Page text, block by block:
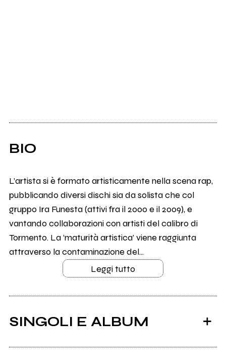
BIO
L’artista si è formato artisticamente nella scena rap,
pubblicando diversi dischi sia da solista che col
gruppo Ira Funesta (attivi fra il 2000 e il 2009), e
vantando collaborazioni con artisti del calibro di
Tormento. La ‘maturità artistica’ viene raggiunta
attraverso la contaminazione del...
Leggi tutto
SINGOLI E ALBUM